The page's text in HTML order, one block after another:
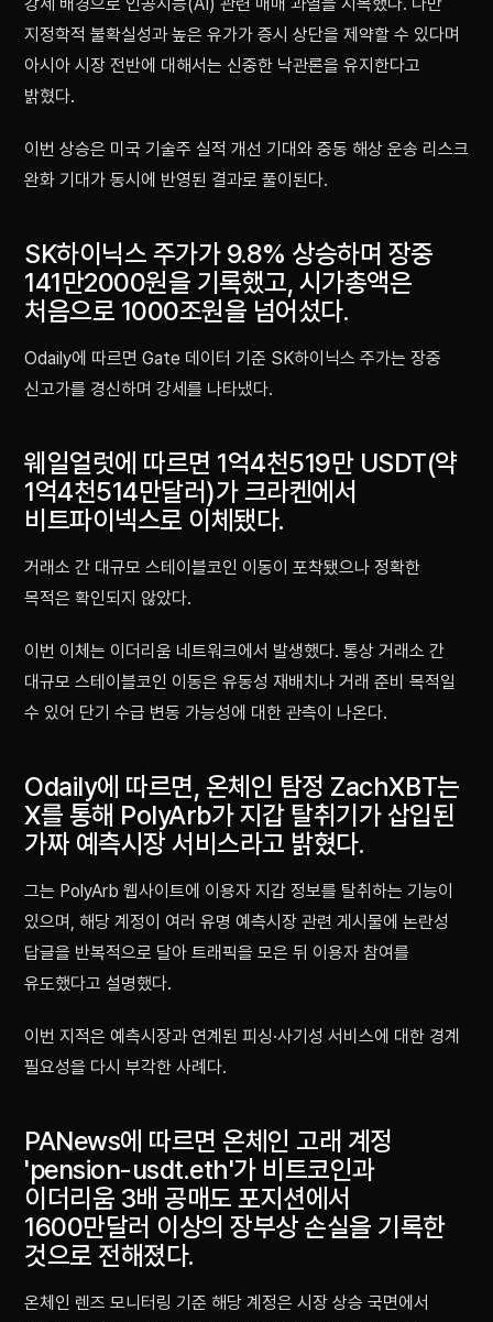
지정학적 불확실성과 높은 유가가 증시 상단을 제약할 수 있다며
아시아 시장 전반에 대해서는 신중한 낙관론을 유지한다고
밝혔다.
이번 상승은 미국 기술주 실적 개선 기대와 중동 해상 운송 리스크
완화 기대가 동시에 반영된 결과로 풀이된다.
SK하이닉스 주가가 9.8% 상승하며 장중
141만2000원을 기록했고, 시가총액은
처음으로 1000조원을 넘어섰다.
Odaily에 따르면 Gate 데이터 기준 SK하이닉스 주가는 장중
신고가를 경신하며 강세를 나타냈다.
웨일얼럿에 따르면 1억4천519만 USDT(약
1억4천514만달러)가 크라켄에서
비트파이넥스로 이체됐다.
거래소 간 대규모 스테이블코인 이동이 포착됐으나 정확한
목적은 확인되지 않았다.
이번 이체는 이더리움 네트워크에서 발생했다. 통상 거래소 간
대규모 스테이블코인 이동은 유동성 재배치나 거래 준비 목적일
수 있어 단기 수급 변동 가능성에 대한 관측이 나온다.
Odaily에 따르면, 온체인 탐정 ZachXBT는
X를 통해 PolyArb가 지갑 탈취기가 삽입된
가짜 예측시장 서비스라고 밝혔다.
그는 PolyArb 웹사이트에 이용자 지갑 정보를 탈취하는 기능이
있으며, 해당 계정이 여러 유명 예측시장 관련 게시물에 논란성
답글을 반복적으로 달아 트래픽을 모은 뒤 이용자 참여를
유도했다고 설명했다.
이번 지적은 예측시장과 연계된 피싱·사기성 서비스에 대한 경계
필요성을 다시 부각한 사례다.
PANews에 따르면 온체인 고래 계정
'pension-usdt.eth'가 비트코인과
이더리움 3배 공매도 포지션에서
1600만달러 이상의 장부상 손실을 기록한
것으로 전해졌다.
온체인 렌즈 모니터링 기준 해당 계정은 시장 상승 국면에서